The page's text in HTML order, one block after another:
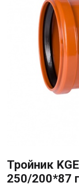
Тройник
250/200*87